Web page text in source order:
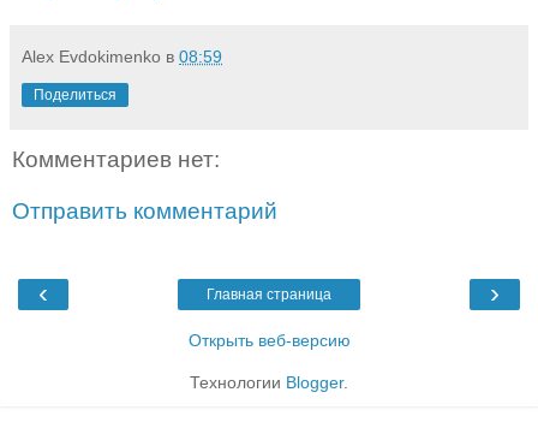
Alex Evdokimenko в 08:59
Поделиться
Комментариев нет:
Отправить комментарий
‹ ›
Главная страница
Открыть веб-версию
Технологии Blogger.